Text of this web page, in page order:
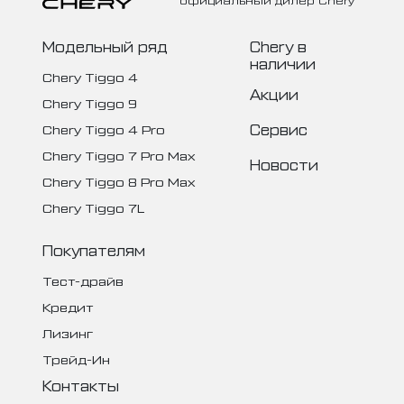
Модельный ряд
Chery Tiggo 4
Chery Tiggo 9
Chery Tiggo 4 Pro
Chery Tiggo 7 Pro Max
Chery Tiggo 8 Pro Max
Chery Tiggo 7L
Chery в
наличии
Акции
Сервис
Новости
Покупателям
Тест-драйв
Кредит
Лизинг
Трейд-Ин
Контакты